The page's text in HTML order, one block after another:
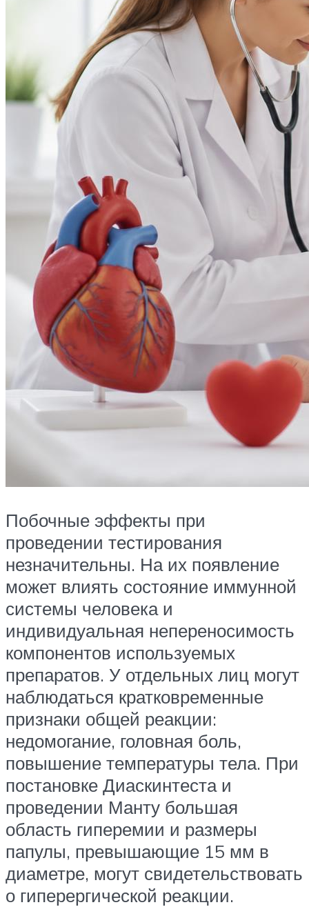
Побочные эффекты при
проведении тестирования
незначительны. На их появление
может влиять состояние иммунной
системы человека и
индивидуальная непереносимость
компонентов используемых
препаратов. У отдельных лиц могут
наблюдаться кратковременные
признаки общей реакции:
недомогание, головная боль,
повышение температуры тела. При
постановке Диаскинтеста и
проведении Манту большая
область гиперемии и размеры
папулы, превышающие 15 мм в
диаметре, могут свидетельствовать
о гиперергической реакции.